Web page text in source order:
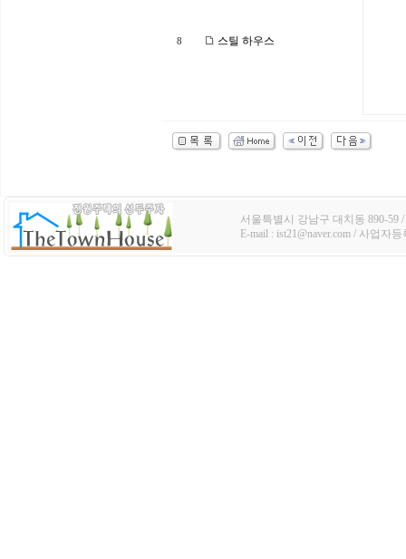
8 스틸 하우스
서울특별시 강남구 대치동 890-59 /
E-mail : ist21@naver.com / 사업자